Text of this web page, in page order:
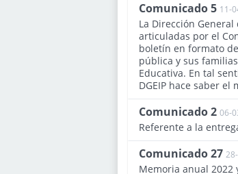
Comunicado 5 11-
La Dirección
articuladas por el
boletín en formato
pública y sus
Educativa. En tal
DGEIP hace saber
Comunicado 2 06-
Referente a la
Comunicado 27
Memoria anual 2022